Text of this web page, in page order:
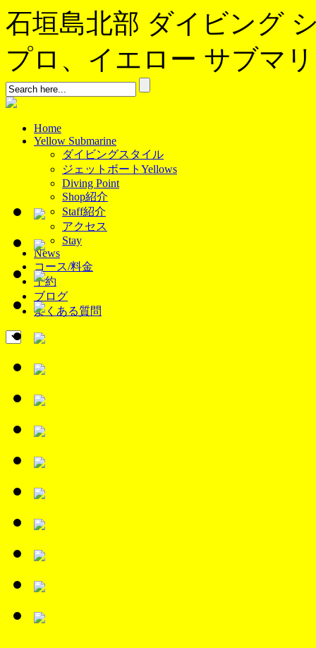
石垣島北部 ダイビング
プロ、イエロー サブマ
Home
Yellow Submarine
ダイビングスタイル
ジェットボートYellows
Diving Point
Shop紹介
Staff紹介
アクセス
Stay
News
コース/料金
予約
ブログ
よくある質問